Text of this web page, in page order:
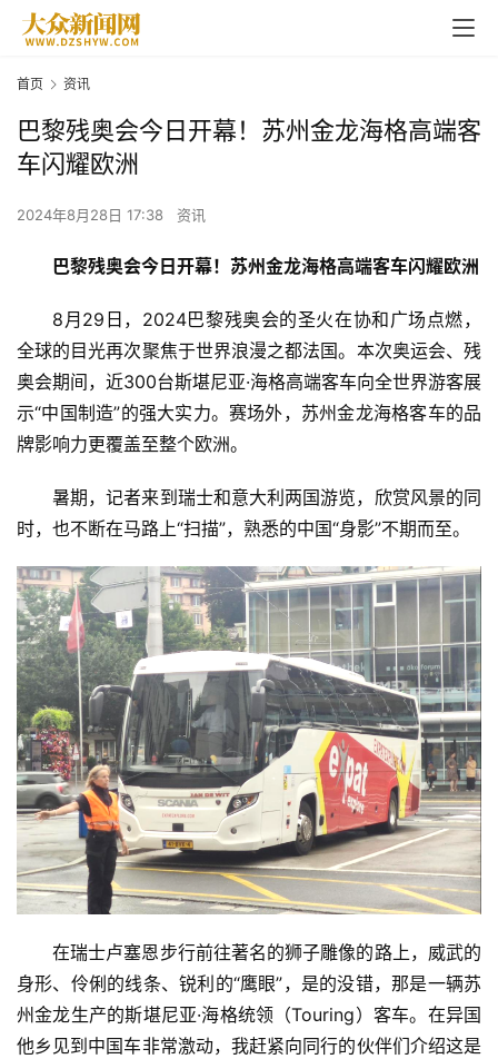
首页 资讯
巴黎残奥会今日开幕！苏州金龙海格高端客
车闪耀欧洲
2024年8月28日 17:38 资讯
巴黎残奥会今日开幕！苏州金龙海格高端客车闪耀欧洲
8月29日，2024巴黎残奥会的圣火在协和广场点燃，
全球的目光再次聚焦于世界浪漫之都法国。本次奥运会、残
奥会期间，近300台斯堪尼亚·海格高端客车向全世界游客展
示“中国制造”的强大实力。赛场外，苏州金龙海格客车的品
牌影响力更覆盖至整个欧洲。
暑期，记者来到瑞士和意大利两国游览，欣赏风景的同
时，也不断在马路上“扫描”，熟悉的中国“身影”不期而至。
在瑞士卢塞恩步行前往著名的狮子雕像的路上，威武的
身形、伶俐的线条、锐利的“鹰眼”，是的没错，那是一辆苏
州金龙生产的斯堪尼亚·海格统领（Touring）客车。在异国
他乡见到中国车非常激动，我赶紧向同行的伙伴们介绍这是